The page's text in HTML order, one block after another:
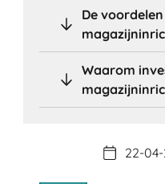
De
Waarom
22-